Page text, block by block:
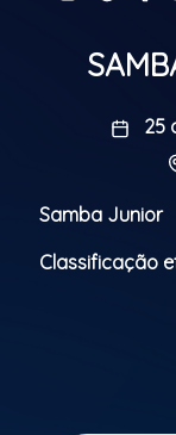
25
Samba Junior
Classificação